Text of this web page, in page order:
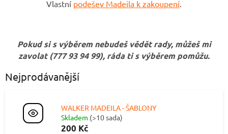
Vlastní podešev Madeila k zakoupení
Pokud si s výběrem nebudeš vědět rady, můžeš mi
zavolat (777 93 94 99), ráda ti s výběrem pomůžu.
Nejprodávanější
WALKER MADEILA - ŠABLONY
Skladem (>10 sada)
200 Kč